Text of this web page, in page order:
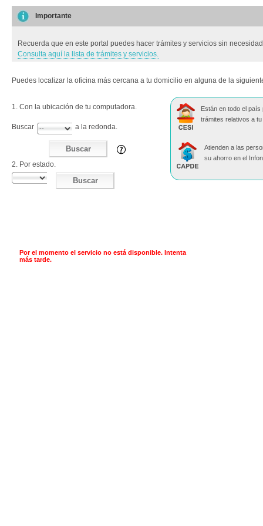
Importante
Recuerda que en este portal puedes hacer trámites y servicios sin
Consulta aquí la lista de trámites y servicios.
Puedes localizar la oficina más cercana a tu domicilio en alguna de la
1. Con la ubicación de tu computadora.
Buscar a la redonda.
Buscar
2. Por estado.
Buscar
Por el momento el servicio no está disponible. Intenta
más tarde.
Están en todo el
trámites relativos a
Atienden a las
su ahorro en el